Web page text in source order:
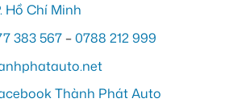
Hồ Chí Minh
383 567 –0788 212 999
Thành Phát Auto